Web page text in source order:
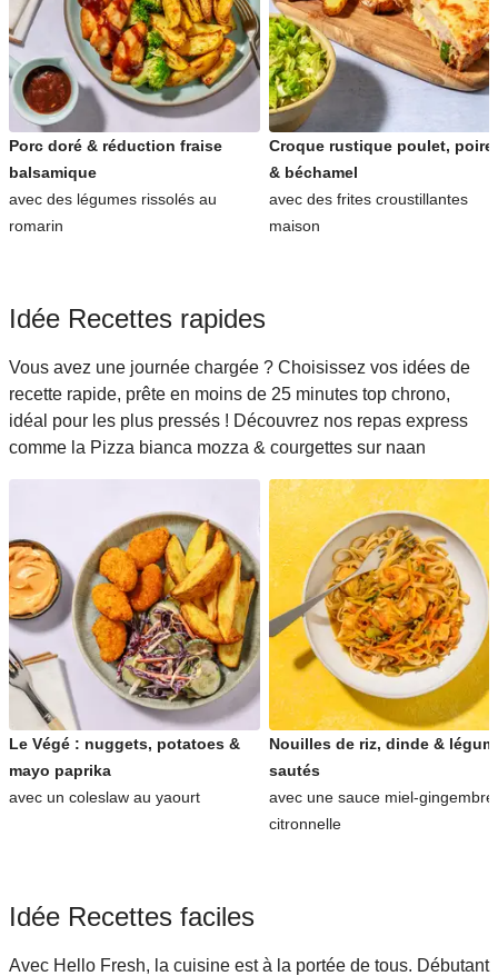
Idée Recettes indonésiennes
Idée Recettes portugaises
Idée Recettes traditionnelles
Porc doré & réduction fraise
balsamique
avec des légumes rissolés au
romarin
Croque rustique poulet,
& béchamel
avec des frites croustillantes
maison
Idée Recettes rapides
Vous avez une journée chargée ? Choisissez vos idées de
recette rapide, prête en moins de 25 minutes top chrono,
idéal pour les plus pressés ! Découvrez nos repas express
comme la Pizza bianca mozza & courgettes sur naan
Le Végé : nuggets, potatoes &
mayo paprika
avec un coleslaw au yaourt
Nouilles de riz, dinde &
sautés
avec une sauce miel-gingembre
citronnelle
Idée Recettes faciles
Avec Hello Fresh, la cuisine est à la portée de tous. Débutant